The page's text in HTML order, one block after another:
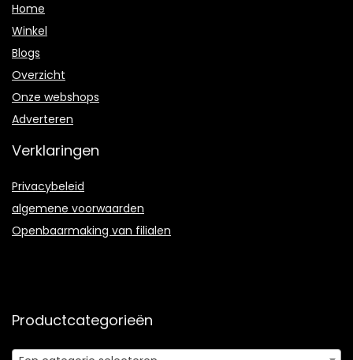
Home
Winkel
Blogs
Overzicht
Onze webshops
Adverteren
Verklaringen
Privacybeleid
algemene voorwaarden
Openbaarmaking van filialen
Productcategorieën